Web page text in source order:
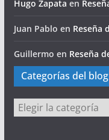
Hugo Zapata en
Juan Pablo en Reseña
Guillermo en Reseña
Categorías del blog
Categorías
del